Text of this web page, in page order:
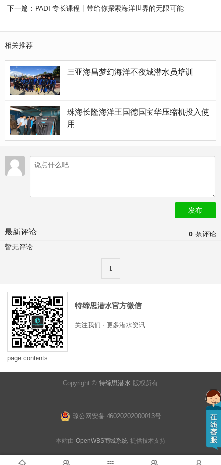
下一篇： PADI 专长课程丨带给你探索海洋世界的无限可能
相关推荐
三亚海昌梦幻海洋不夜城潜水员培训
珠海长隆海洋王国德国宝华压缩机投入使
用
发布
0 条评论
最新评论
暂无评论
1
特缔思潜水官方微信
关注我们 · 更多潜水资讯
page contents
Copyright © 特缔思潜水 版权所有
琼公网安备 46020202000013号
本站由 OpenWBS商城系统 提供技术支持